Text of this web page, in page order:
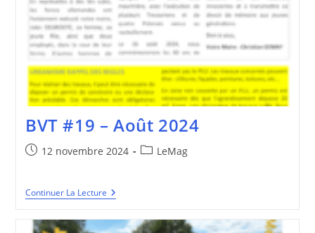
BVT #19 – Août 2024
Publication
12 novembre 2024
PostLeMag
Continuer La LectureBVT
#19
Août